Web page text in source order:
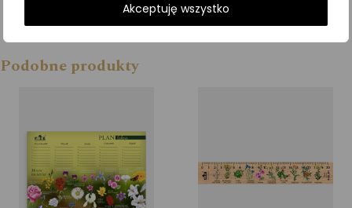
Akceptuję wszystko
Podobne produkty